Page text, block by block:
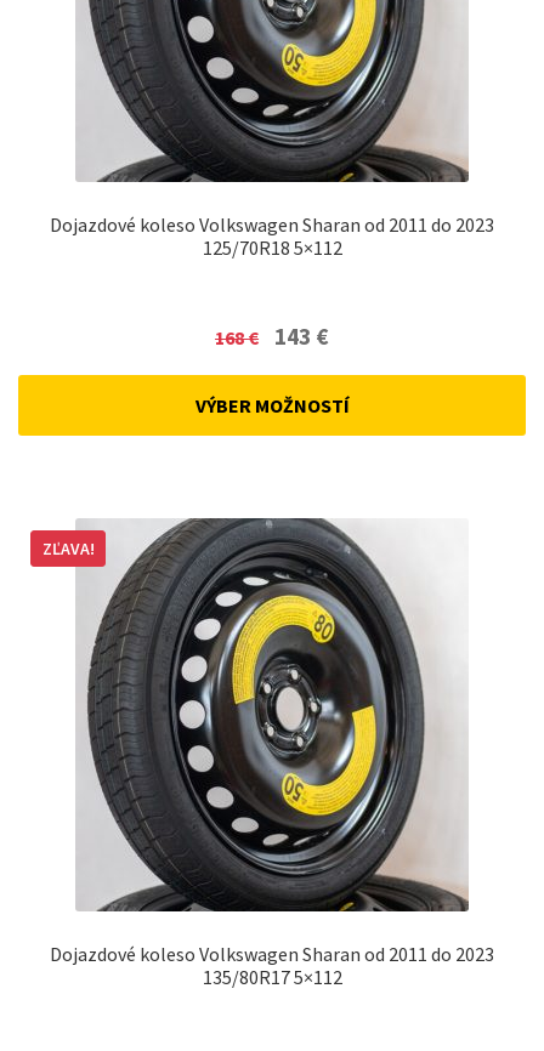
Dojazdové koleso Volkswagen Sharan od 2011 do 2023
125/70R18 5×112
168€
Original
was:
143 €Current
VÝBER MOŽNOSTÍ
Dojazdové koleso Volkswagen Sharan od 2011 do 2023
135/80R17 5×112
ZĽAVA!